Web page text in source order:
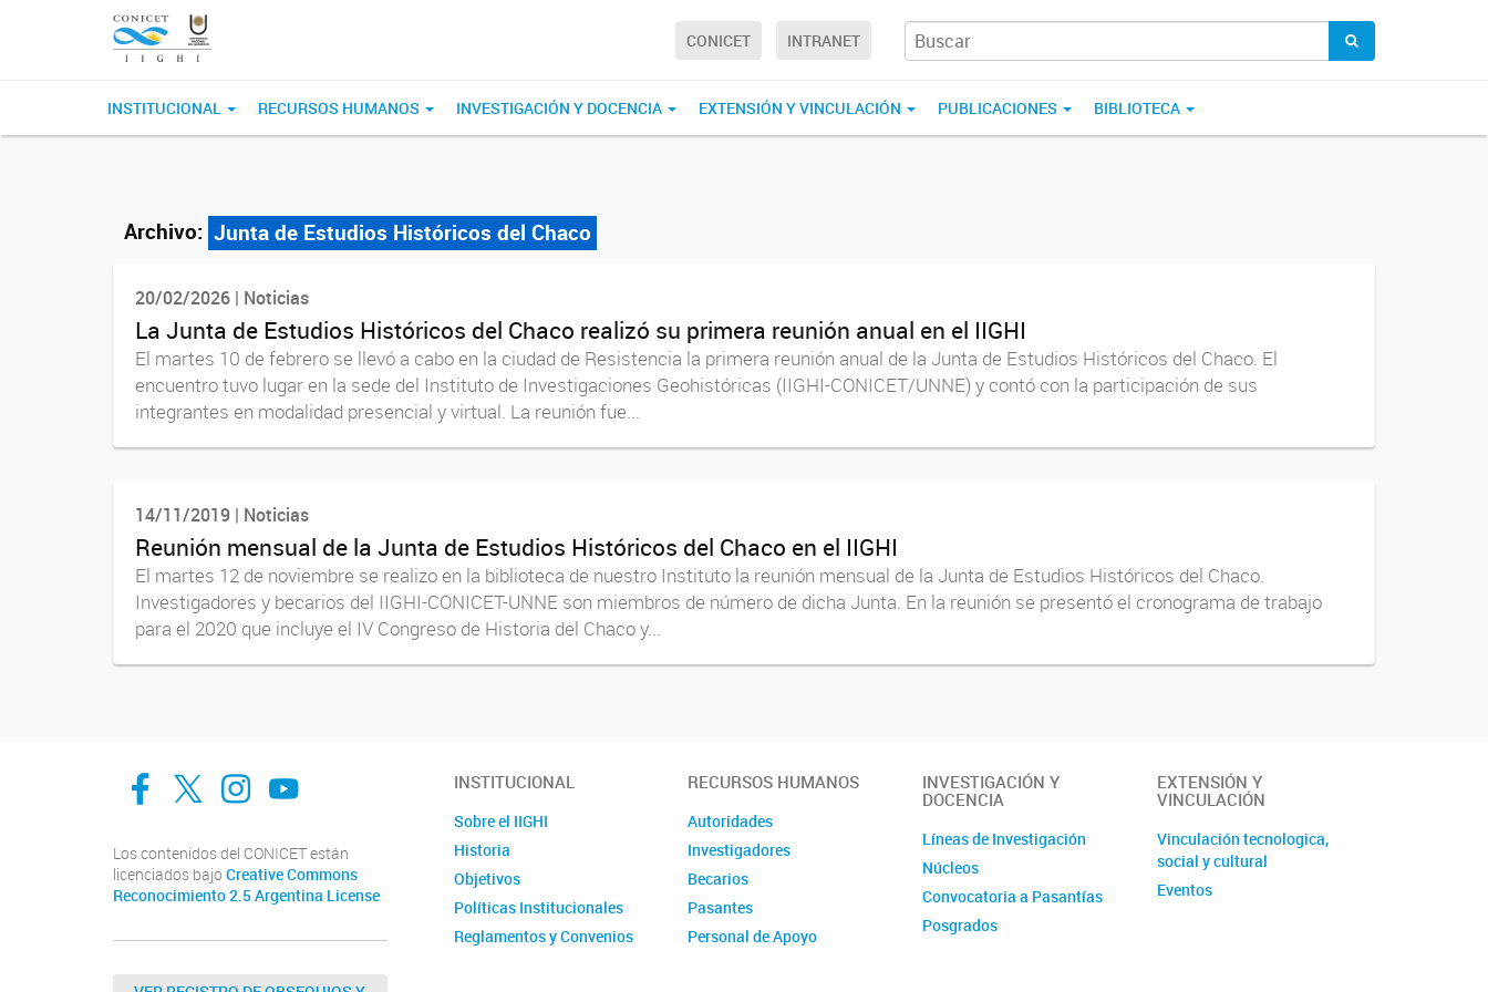
CONICET INTRANET
INSTITUCIONAL RECURSOS HUMANOS INVESTIGACIÓN Y DOCENCIA EXTENSIÓN Y VINCULACIÓN PUBLICACIONES BIBLIOTECA
Archivo: Junta de Estudios Históricos del Chaco
20/02/2026 | Noticias
La Junta de Estudios Históricos del Chaco realizó su primera reunión anual en el IIGHI
El martes 10 de febrero se llevó a cabo en la ciudad de Resistencia la primera reunión anual de la Junta de Estudios Históricos del Chaco. El
encuentro tuvo lugar en la sede del Instituto de Investigaciones Geohistóricas (IIGHI-CONICET/UNNE) y contó con la participación de sus
integrantes en modalidad presencial y virtual. La reunión fue...
14/11/2019 | Noticias
Reunión mensual de la Junta de Estudios Históricos del Chaco en el IIGHI
El martes 12 de noviembre se realizo en la biblioteca de nuestro Instituto la reunión mensual de la Junta de Estudios Históricos del Chaco.
Investigadores y becarios del IIGHI-CONICET-UNNE son miembros de número de dicha Junta. En la reunión se presentó el cronograma de trabajo
para el 2020 que incluye el IV Congreso de Historia del Chaco y...
facebook
twitter
Instagram
Canal de Youtube
Los contenidos del CONICET están
licenciados bajo Creative Commons
Reconocimiento 2.5 Argentina License
INSTITUCIONAL
Sobre el IIGHI
Historia
Objetivos
Políticas Institucionales
Reglamentos y Convenios
RECURSOS HUMANOS
Autoridades
Investigadores
Becarios
Pasantes
Personal de Apoyo
INVESTIGACIÓN Y
DOCENCIA
Líneas de Investigación
Núcleos
Convocatoria a Pasantías
Posgrados
EXTENSIÓN Y
VINCULACIÓN
Vinculación tecnologica,
social y cultural
Eventos